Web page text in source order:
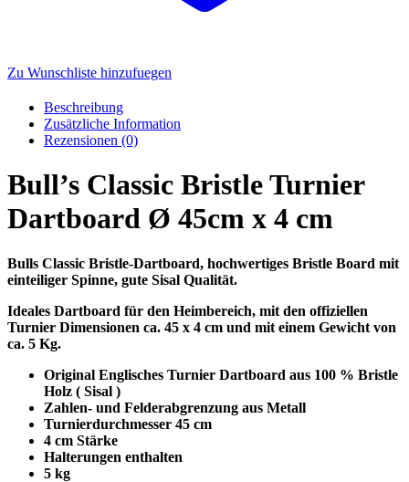
Zu Wunschliste hinzufuegen
Beschreibung
Zusätzliche Information
Rezensionen (0)
Bull’s Classic Bristle Turnier
Dartboard Ø 45cm x 4 cm
Bulls Classic Bristle-Dartboard, hochwertiges Bristle Board mit
einteiliger Spinne, gute Sisal Qualität.
Ideales Dartboard für den Heimbereich, mit den offiziellen
Turnier Dimensionen ca. 45 x 4 cm und mit einem Gewicht von
ca. 5 Kg.
Original Englisches Turnier Dartboard aus 100 % Bristle
Holz ( Sisal )
Zahlen- und Felderabgrenzung aus Metall
Turnierdurchmesser 45 cm
4 cm Stärke
Halterungen enthalten
5 kg